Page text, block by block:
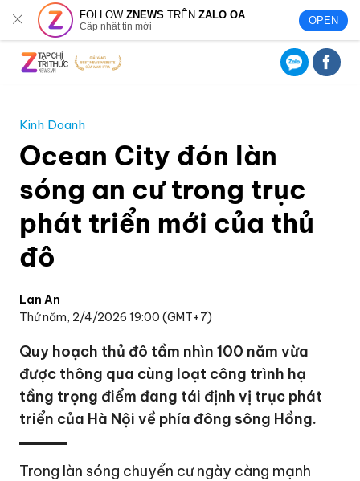
FOLLOWZNEWS TRÊNZALO OA
Cập nhật tin mới OPEN
Kinh Doanh
Ocean City đón làn
sóng an cư trong trục
phát triển mới của thủ
đô
Lan An
Thứ năm, 2/4/2026 19:00 (GMT+7)
Quy hoạch thủ đô tầm nhìn 100 năm vừa
được thông qua cùng loạt công trình hạ
tầng trọng điểm đang tái định vị trục phát
triển của Hà Nội về phía đông sông Hồng.
Trong làn sóng chuyển cư ngày càng mạnh